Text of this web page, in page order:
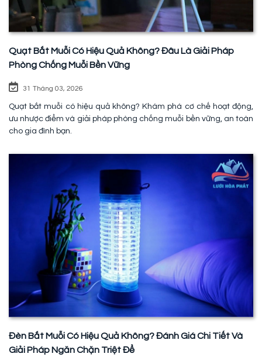
Quạt Bắt Muỗi Có Hiệu Quả Không? Đâu Là Giải Pháp
Phòng Chống Muỗi Bền Vững
31 Tháng 03, 2026
Quạt bắt muỗi có hiệu quả không? Khám phá cơ chế hoạt động,
ưu nhược điểm và giải pháp phòng chống muỗi bền vững, an toàn
cho gia đình bạn.
Đèn Bắt Muỗi Có Hiệu Quả Không? Đánh Giá Chi Tiết Và
Giải Pháp Ngăn Chặn Triệt Để